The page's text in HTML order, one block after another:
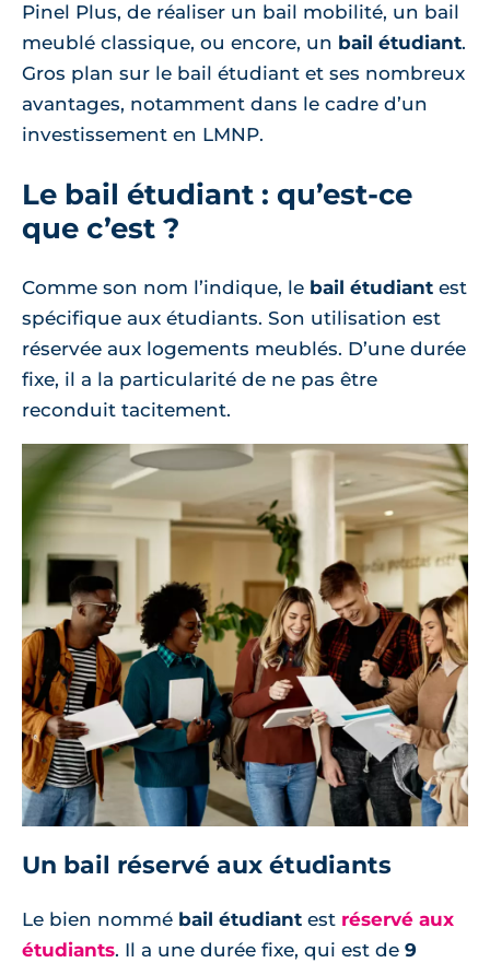
Pinel Plus, de réaliser un bail mobilité, un bail
meublé classique, ou encore, un bail étudiant.
Gros plan sur le bail étudiant et ses nombreux
avantages, notamment dans le cadre d’un
investissement en LMNP.
Le bail étudiant : qu’est-ce
que c’est ?
Comme son nom l’indique, le bail étudiant est
spécifique aux étudiants. Son utilisation est
réservée aux logements meublés. D’une durée
fixe, il a la particularité de ne pas être
reconduit tacitement.
Un bail réservé aux étudiants
Le bien nommé bail étudiant est réservé aux
étudiants. Il a une durée fixe, qui est de 9